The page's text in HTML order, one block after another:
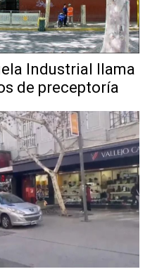
Industrial llama
de preceptoría